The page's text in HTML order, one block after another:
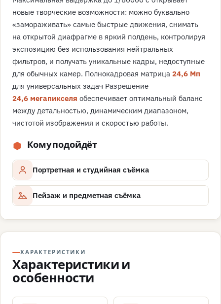
новые творческие возможности: можно буквально
«замораживать» самые быстрые движения, снимать
на открытой диафрагме в яркий полдень, контролируя
экспозицию без использования нейтральных
фильтров, и получать уникальные кадры, недоступные
для обычных камер. Полнокадровая матрица 24,6 Мп
для универсальных задач Разрешение
24,6 мегапикселя обеспечивает оптимальный баланс
между детальностью, динамическим диапазоном,
чистотой изображения и скоростью работы.
Кому подойдёт
Портретная и студийная съёмка
Пейзаж и предметная съёмка
ХАРАКТЕРИСТИКИ
Характеристики и
особенности